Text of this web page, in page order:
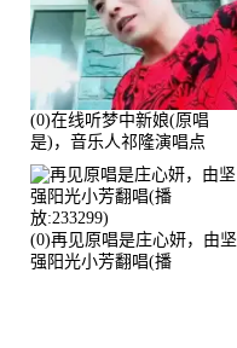
(0)在线听梦中新娘(原唱
是)，音乐人祁隆演唱点
播:2713192次
(0)再见原唱是庄心妍，由坚
强阳光小芳翻唱(播